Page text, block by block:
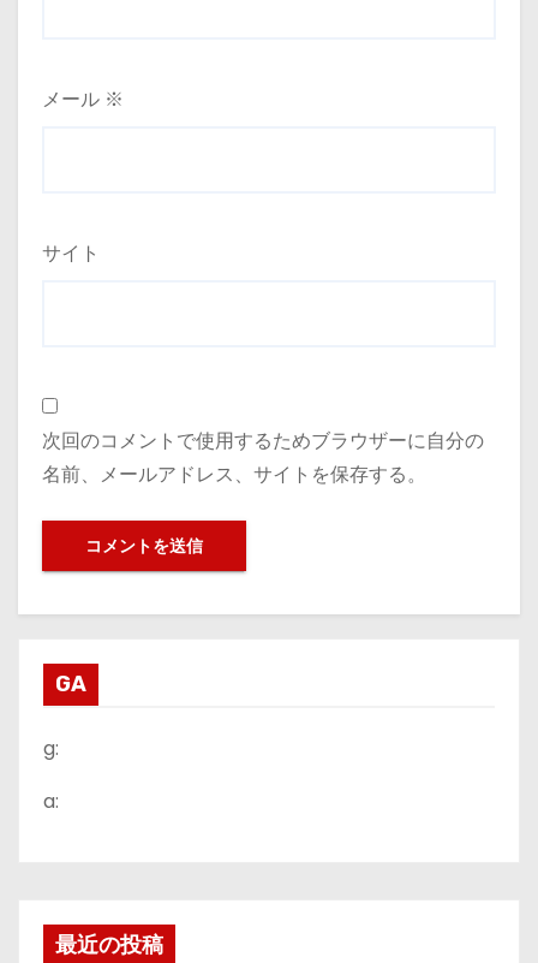
メール ※
サイト
次回のコメントで使用するためブラウザーに自分の
名前、メールアドレス、サイトを保存する。
GA
g:
a:
最近の投稿